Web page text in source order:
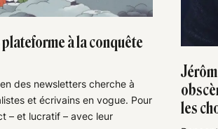
à la conquête
des newsletters cherche à
et écrivains en vogue. Pour
– et lucratif – avec leur
les